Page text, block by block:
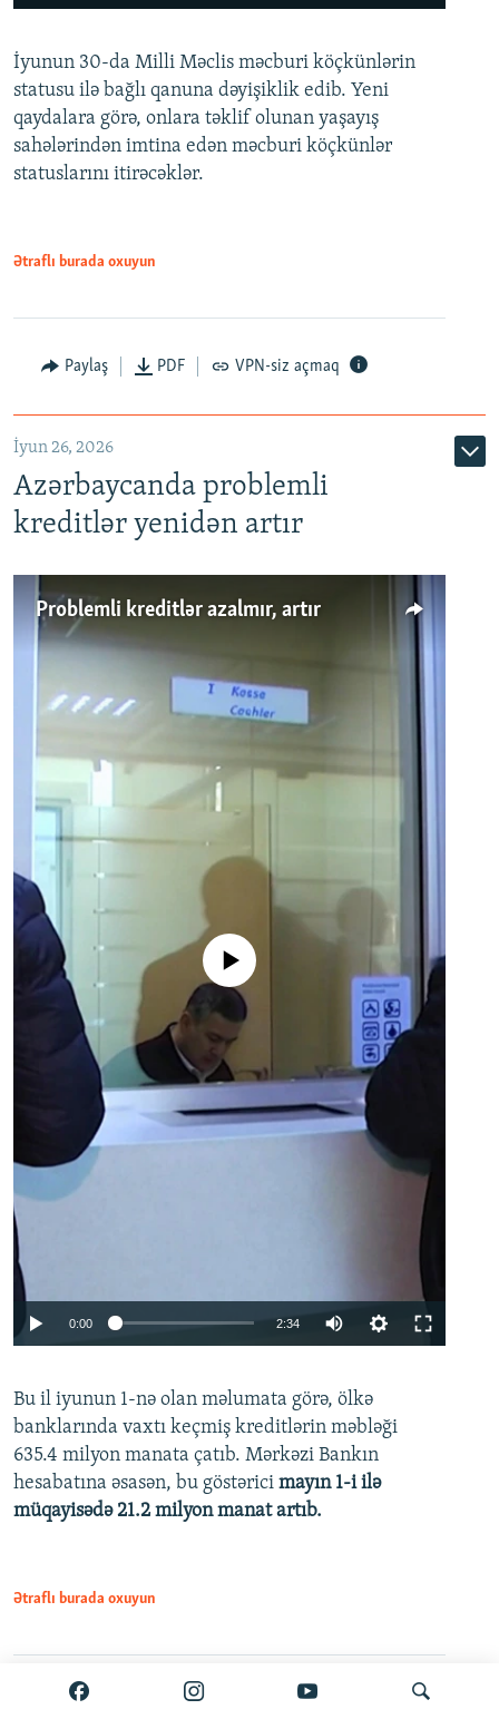
Auto 240p 360p 480p
720p 1080p
360p
480p
720p
İyunun 30-da Milli Məclis məcburi köçkünlərin
statusu ilə bağlı qanuna dəyişiklik edib. Yeni
qaydalara görə, onlara təklif olunan yaşayış
sahələrindən imtina edən məcburi köçkünlər
statuslarını itirəcəklər.
Ətraflı burada oxuyun
Paylaş PDF VPN-siz açmaq
İyun 26, 2026
Azərbaycanda problemli
kreditlər yenidən artır
Problemli kreditlər azalmır, artır
240p
No media source currently available
0:00 2:34
360p
480p
720p
Bu il iyunun 1-nə olan məlumata görə, ölkə
banklarında vaxtı keçmiş kreditlərin məbləği
635.4 milyon manata çatıb. Mərkəzi Bankın
hesabatına əsasən, bu göstərici mayın 1-i ilə
müqayisədə 21.2 milyon manat artıb.
Ətraflı burada oxuyun
Paylaş PDF VPN-siz açmaq